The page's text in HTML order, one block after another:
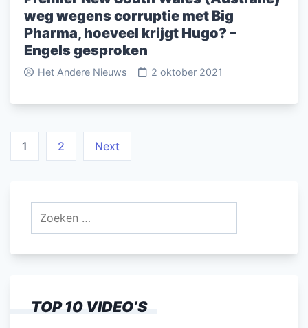
weg wegens corruptie met Big
Pharma, hoeveel krijgt Hugo? –
Engels gesproken
Het Andere Nieuws 2 oktober 2021
Berichten
1 2 Next
TOP 10 VIDEO’S